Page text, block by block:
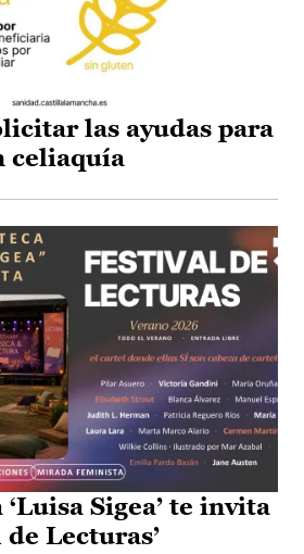
las ayudas para
celiaquía
Sigea’ te invita
de Lecturas’